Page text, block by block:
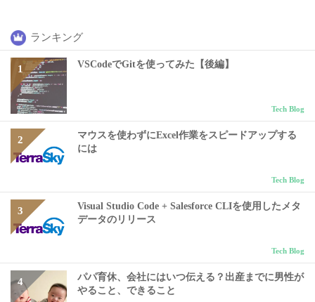
ランキング
VSCodeでGitを使ってみた【後編】
Tech Blog
マウスを使わずにExcel作業をスピードアップする
には
Tech Blog
Visual Studio Code + Salesforce CLIを使用したメタ
データのリリース
Tech Blog
パパ育休、会社にはいつ伝える？出産までに男性が
やること、できること